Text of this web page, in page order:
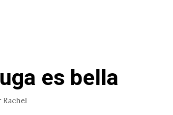
es bella
Rachel